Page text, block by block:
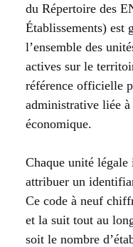
du Répertoire des
Établissements) est
l’ensemble des
actives sur le
référence officielle
administrative liée
économique.
Chaque unité
attribuer un
Ce code à neuf
et la suit tout au
soit le nombre